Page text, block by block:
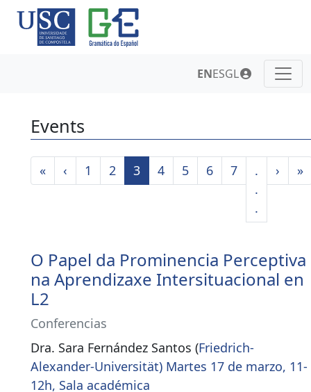
ENESGL
Events
« ‹ 1 2 3 4 5 6 7
.
.
.
› »
O Papel da Prominencia Perceptiva
na Aprendizaxe Intersituacional en
L2
Conferencias
Dra. Sara Fernández Santos (Friedrich-
Alexander-Universität) Martes 17 de marzo, 11-
12h, Sala académica